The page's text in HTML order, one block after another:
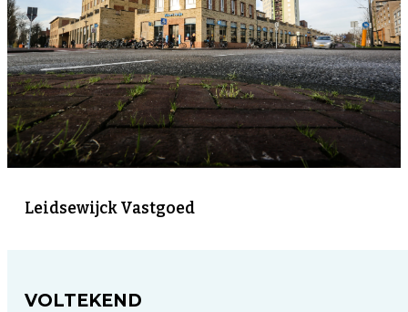
Leidsewijck Vastgoed
VOLTEKEND